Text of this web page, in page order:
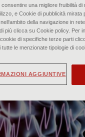
una migliore fruibilità
e Cookie di pubblicità
della navigazione in
più clicca su Cookie policy. Per
di specifiche terze parti
le menzionate tipologie di
AGGIUNTIVE